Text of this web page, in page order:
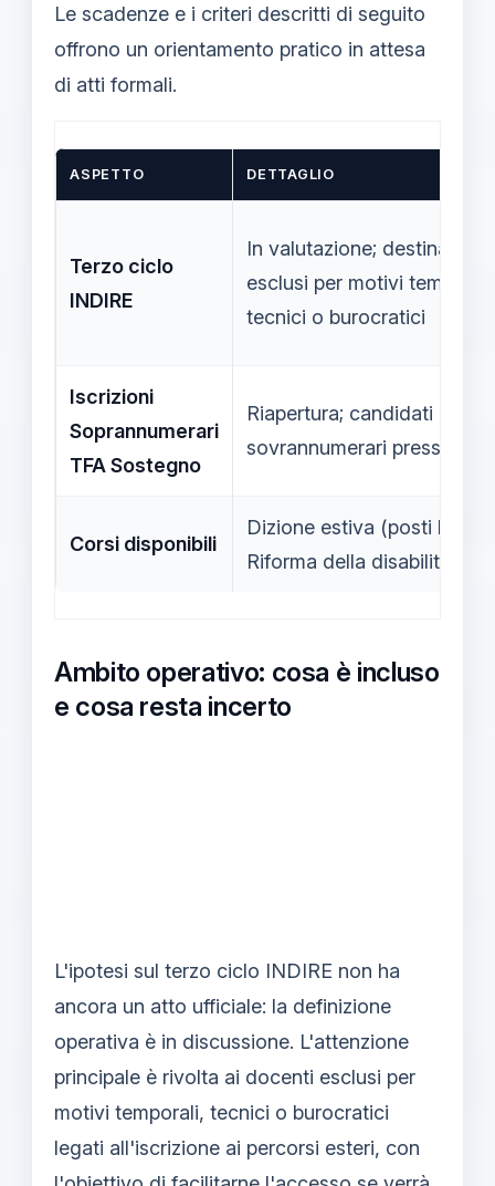
Le scadenze e i criteri descritti di seguito
offrono un orientamento pratico in attesa
di atti formali.
ASPETTO DETTAGLIO
Terzo ciclo
INDIRE
In valutazione; destinato a
esclusi per motivi
tecnici o burocratici
Iscrizioni
Soprannumerari
TFA Sostegno
Riapertura; candidati
sovrannumerari presso
Corsi disponibili
Dizione estiva (posti
Riforma della disabilità (3
Ambito operativo: cosa è incluso
e cosa resta incerto
L'ipotesi sul terzo ciclo INDIRE non ha
ancora un atto ufficiale: la definizione
operativa è in discussione. L'attenzione
principale è rivolta ai docenti esclusi per
motivi temporali, tecnici o burocratici
legati all'iscrizione ai percorsi esteri, con